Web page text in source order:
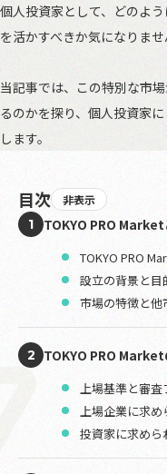
個人投資家として、どのよ
を活かすべきか気になりませ
当記事では、この特別な市
るのかを探り、個人投資家
します。
目次 非表示
1 TOKYO PRO
TOKYO PRO
設立の背景と目
市場の特徴と他
2 TOKYO PRO
上場基準と審査
上場企業に求め
投資家に求め